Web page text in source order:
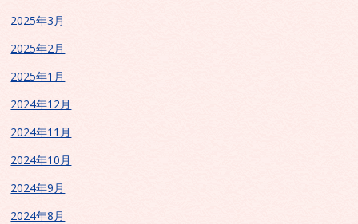
2025年3月
2025年2月
2025年1月
2024年12月
2024年11月
2024年10月
2024年9月
2024年8月